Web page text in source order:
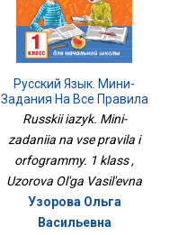
Русский Язык. Мини-
Задания На Все Правила
И Орфограммы. 1 Класс
Russkii iazyk. Mini-
zadaniia na vse pravila i
orfogrammy. 1 klass ,
Uzorova Ol'ga Vasil'evna
Узорова Ольга
Васильевна